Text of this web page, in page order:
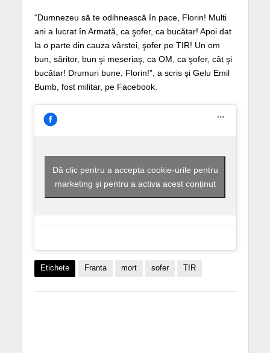
“Dumnezeu să te odihnească în pace, Florin! Multi
ani a lucrat în Armată, ca şofer, ca bucătar! Apoi dat
la o parte din cauza vârstei, şofer pe TIR! Un om
bun, săritor, bun şi meseriaş, ca OM, ca şofer, cât şi
bucătar! Drumuri bune, Florin!”, a scris şi Gelu Emil
Bumb, fost militar, pe Facebook.
Dă clic pentru a accepta cookie-urile pentru
marketing și pentru a activa acest conținut
Etichete Franta mort sofer TIR